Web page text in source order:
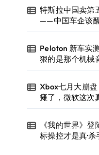
特斯拉中国卖第
——中国车企该
Peloton 新车实
狠的是那个机械
Xbox七月大崩
瘫了，微软这次
《我的世界》
标操控才是真·杀